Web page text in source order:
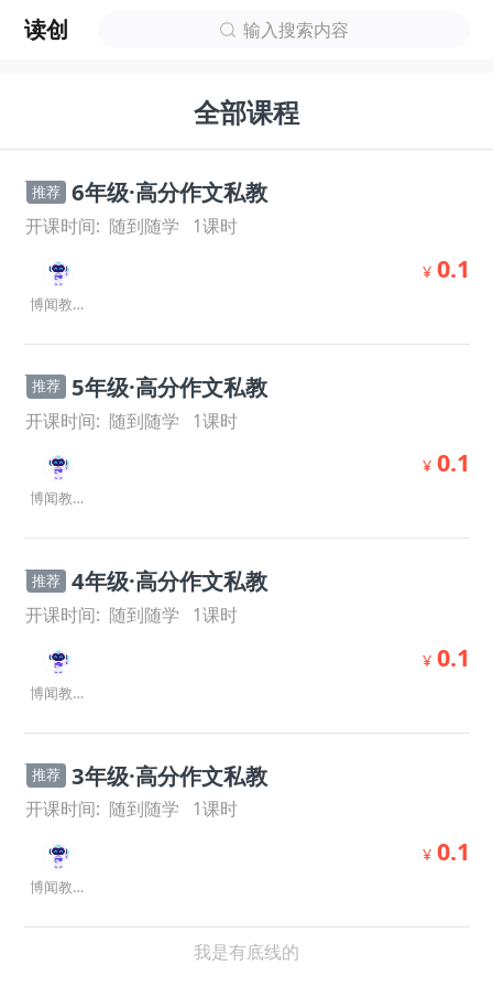
读创 输入搜索内容
全部课程
推荐 6年级·高分作文私教
开课时间: 随到随学 1课时
博闻教研室
¥ 0.1
推荐 5年级·高分作文私教
开课时间: 随到随学 1课时
博闻教研室
¥ 0.1
推荐 4年级·高分作文私教
开课时间: 随到随学 1课时
博闻教研室
¥ 0.1
推荐 3年级·高分作文私教
开课时间: 随到随学 1课时
博闻教研室
¥ 0.1
我是有底线的